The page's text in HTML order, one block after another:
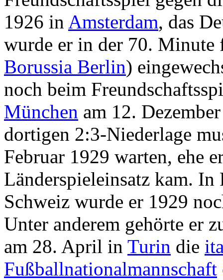
1926 in Amsterdam, das
wurde er in der 70.
Borussia Berlin)
noch beim
München am 12.
dortigen 2:3-Niederlage
Februar 1929 warten, ehe
Länderspieleinsatz kam. In
Schweiz wurde er 1929
Unter anderem gehörte er
am 28. April in Turin die
Fußballnationalmannschaft